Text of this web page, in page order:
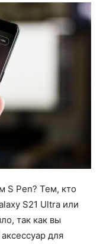
S Pen? Тем, кто
S21 Ultra или
так как вы
для